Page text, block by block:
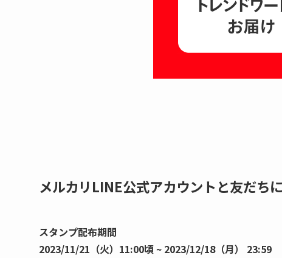
メルカリLINE公式アカウントと友だち
スタンプ配布期間
2023/11/21（火）11:00頃 ~ 2023/12/18（月） 23:59